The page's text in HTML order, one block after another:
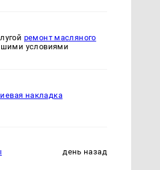
ремонт масляного
условиями
накладка
день назад